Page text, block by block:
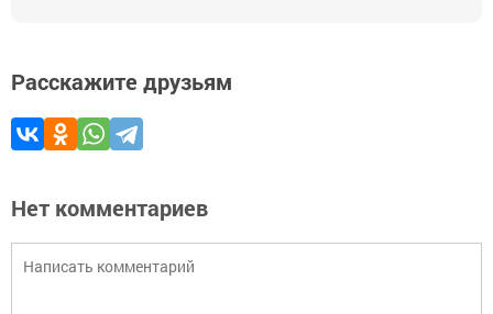
Расскажите друзьям
Нет комментариев